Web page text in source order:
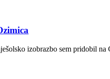
izobrazbo sem pridobil